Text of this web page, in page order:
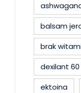
balsam
brak
dexilant 60
ektoina